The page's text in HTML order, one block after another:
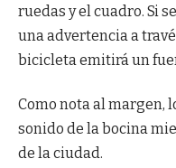
ruedas y el cuadro. Si
una advertencia a
bicicleta emitirá un
Como nota al margen,
sonido de la bocina
de la ciudad.